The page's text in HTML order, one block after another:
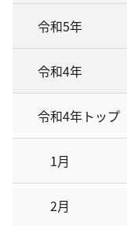
令和5年
令和4年
令和4年トップ
1月
2月